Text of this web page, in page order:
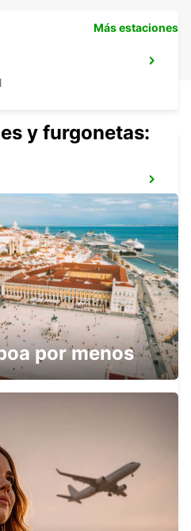
Más estaciones
y furgonetas:
por menos